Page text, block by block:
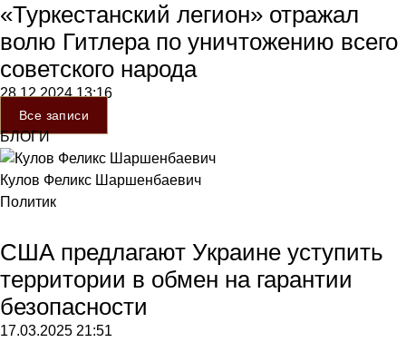
«Туркестанский легион» отражал
волю Гитлера по уничтожению всего
советского народа
28.12.202413:16
Все записи
БЛОГИ
Кулов Феликс Шаршенбаевич
Политик
США предлагают Украине уступить
территории в обмен на гарантии
безопасности
17.03.2025 21:51